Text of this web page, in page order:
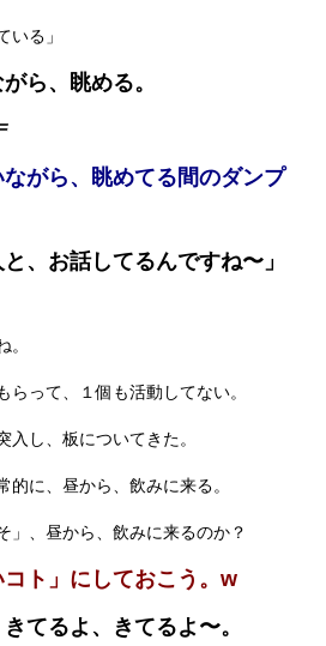
る」
ら、眺める。
がら、眺めてる間のダンプ
、お話してるんですね〜」
って、１個も活動してない。
し、板についてきた。
に、昼から、飲みに来る。
、昼から、飲みに来るのか？
ト」にしておこう。w
てるよ、きてるよ〜。